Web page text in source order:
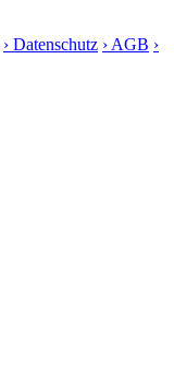
› Datenschutz › AGB ›